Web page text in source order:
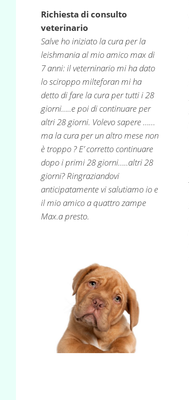
Richiesta di consulto
veterinario
Salve ho iniziato la cura per la
leishmania al mio amico max di
7 anni: il veterninario mi ha dato
lo sciroppo milteforan mi ha
detto di fare la cura per tutti i 28
giorni…..e poi di continuare per
altri 28 giorni. Volevo sapere ……
ma la cura per un altro mese non
è troppo ? E’ corretto continuare
dopo i primi 28 giorni…..altri 28
giorni? Ringraziandovi
anticipatamente vi salutiamo io e
il mio amico a quattro zampe
Max.a presto.